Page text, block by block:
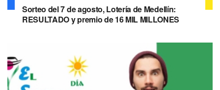
Sorteo del 7 de agosto, Lotería de Medellín:
RESULTADO y premio de 16 MIL MILLONES